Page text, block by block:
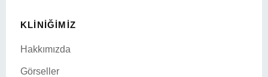
KLINIĞIMIZ
Hakkımızda
Görseller